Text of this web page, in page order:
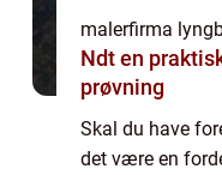
malerfirma
Ndt en praktisk guide til ikke-destruktiv
prøvning
Skal du have
det være en